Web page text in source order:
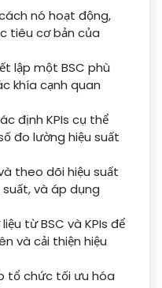
nó hoạt động,
tiêu cơ bản của
lập một BSC phù
khía cạnh quan
định KPIs cụ thể
đo lường hiệu suất
theo dõi hiệu suất
suất, và áp dụng
từ BSC và KPIs để
và cải thiện hiệu
tổ chức tối ưu hóa